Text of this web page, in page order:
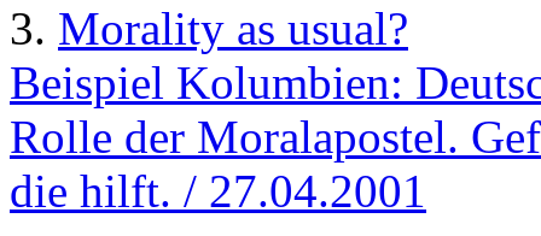
3. Morality as usual?
Beispiel Kolumbien:
Rolle der Moralapostel.
die hilft. / 27.04.2001